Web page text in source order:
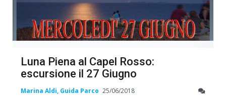
Luna Piena al Capel Rosso:
escursione il 27 Giugno
Marina Aldi, Guida Parco 25/06/2018